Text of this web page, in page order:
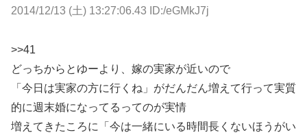
2014/12/13 (土) 13:27:06.43 ID:/eGMkJ7j
>>41
どっちからとゆーより、嫁の実家が近いので
「今日は実家の方に行くね」がだんだん増えて行って実質
的に週末婚になってるってのが実情
増えてきたころに「今は一緒にいる時間長くないほうがい